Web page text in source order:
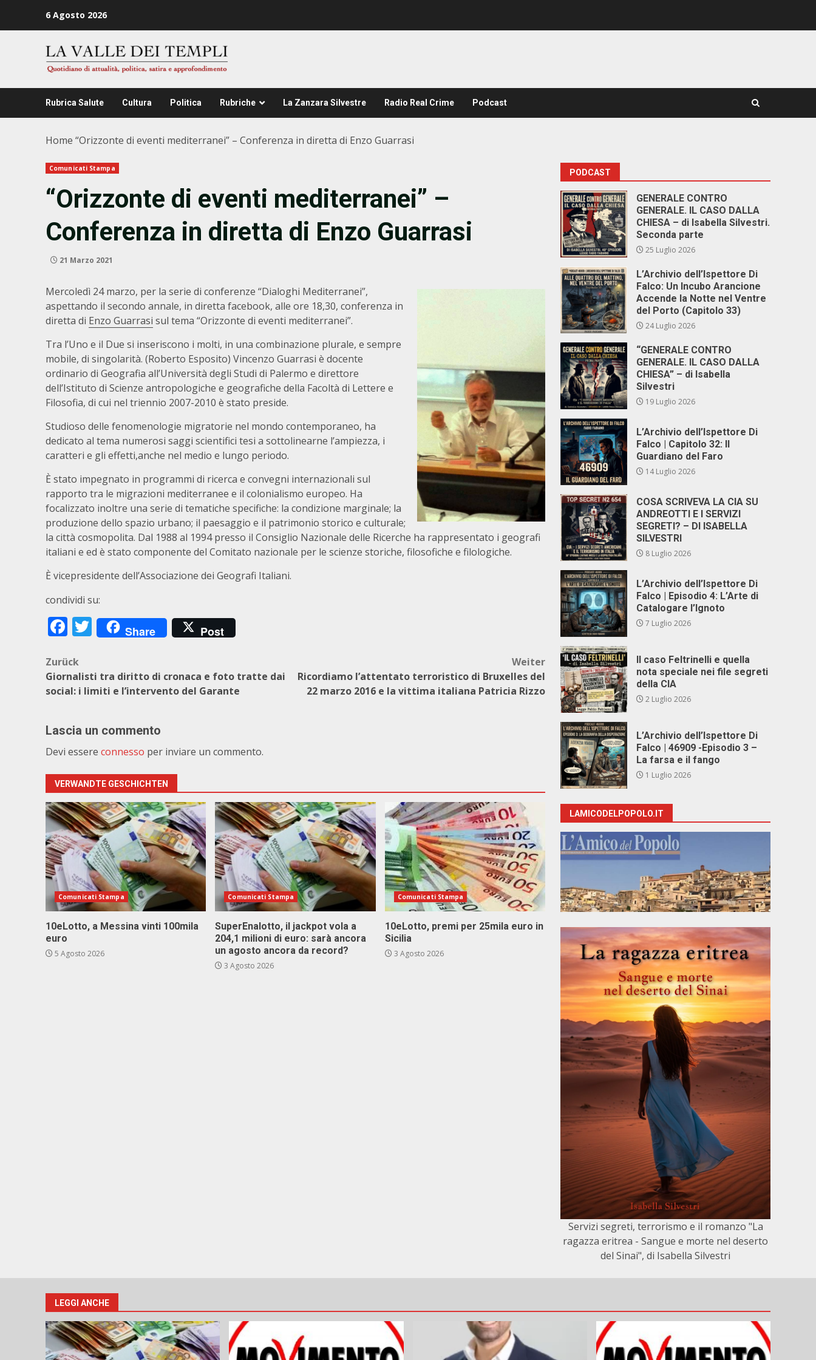
6 Agosto 2026
Rubrica Salute Cultura Politica Rubriche La Zanzara Silvestre Radio Real Crime Podcast
Home “Orizzonte di eventi mediterranei” – Conferenza in diretta di Enzo Guarrasi
Comunicati Stampa
“Orizzonte di eventi mediterranei” –
Conferenza in diretta di Enzo Guarrasi
21 Marzo 2021
Mercoledì 24 marzo, per la serie di conferenze “Dialoghi Mediterranei”,
aspettando il secondo annale, in diretta facebook, alle ore 18,30, conferenza in
diretta di Enzo Guarrasi sul tema “Orizzonte di eventi mediterranei”.
Tra l’Uno e il Due si inseriscono i molti, in una combinazione plurale, e sempre
mobile, di singolarità. (Roberto Esposito) Vincenzo Guarrasi è docente
ordinario di Geografia all’Università degli Studi di Palermo e direttore
dell’Istituto di Scienze antropologiche e geografiche della Facoltà di Lettere e
Filosofia, di cui nel triennio 2007-2010 è stato preside.
Studioso delle fenomenologie migratorie nel mondo contemporaneo, ha
dedicato al tema numerosi saggi scientifici tesi a sottolinearne l’ampiezza, i
caratteri e gli effetti,anche nel medio e lungo periodo.
È stato impegnato in programmi di ricerca e convegni internazionali sul
rapporto tra le migrazioni mediterranee e il colonialismo europeo. Ha
focalizzato inoltre una serie di tematiche specifiche: la condizione marginale; la
produzione dello spazio urbano; il paesaggio e il patrimonio storico e culturale;
la città cosmopolita. Dal 1988 al 1994 presso il Consiglio Nazionale delle Ricerche ha rappresentato i geografi
italiani e ed è stato componente del Comitato nazionale per le scienze storiche, filosofiche e filologiche.
È vicepresidente dell’Associazione dei Geografi Italiani.
condividi su:
Facebook
Twitter
Share Post
Beitragsnavigation
Zurück
Giornalisti tra diritto di cronaca e foto tratte dai
social: i limiti e l’intervento del Garante
Weiter
Ricordiamo l’attentato terroristico di Bruxelles del
22 marzo 2016 e la vittima italiana Patricia Rizzo
Lascia un commento
Devi essere connesso per inviare un commento.
VERWANDTE GESCHICHTEN
Comunicati Stampa
10eLotto, a Messina vinti 100mila
euro
5 Agosto 2026
Comunicati Stampa
SuperEnalotto, il jackpot vola a
204,1 milioni di euro: sarà ancora
un agosto ancora da record?
3 Agosto 2026
Comunicati Stampa
10eLotto, premi per 25mila euro in
Sicilia
3 Agosto 2026
PODCAST
GENERALE CONTRO
GENERALE. IL CASO DALLA
CHIESA – di Isabella Silvestri.
Seconda parte
25 Luglio 2026
L’Archivio dell’Ispettore Di
Falco: Un Incubo Arancione
Accende la Notte nel Ventre
del Porto (Capitolo 33)
24 Luglio 2026
“GENERALE CONTRO
GENERALE. IL CASO DALLA
CHIESA” – di Isabella
Silvestri
19 Luglio 2026
L’Archivio dell’Ispettore Di
Falco | Capitolo 32: Il
Guardiano del Faro
14 Luglio 2026
COSA SCRIVEVA LA CIA SU
ANDREOTTI E I SERVIZI
SEGRETI? – DI ISABELLA
SILVESTRI
8 Luglio 2026
L’Archivio dell’Ispettore Di
Falco | Episodio 4: L’Arte di
Catalogare l’Ignoto
7 Luglio 2026
Il caso Feltrinelli e quella
nota speciale nei file segreti
della CIA
2 Luglio 2026
L’Archivio dell’Ispettore Di
Falco | 46909 -Episodio 3 –
La farsa e il fango
1 Luglio 2026
LAMICODELPOPOLO.IT
Servizi segreti, terrorismo e il romanzo "La
ragazza eritrea - Sangue e morte nel deserto
del Sinai", di Isabella Silvestri
LEGGI ANCHE